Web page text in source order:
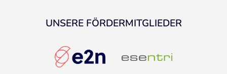
UNSERE FÖRDERMITGLIEDER